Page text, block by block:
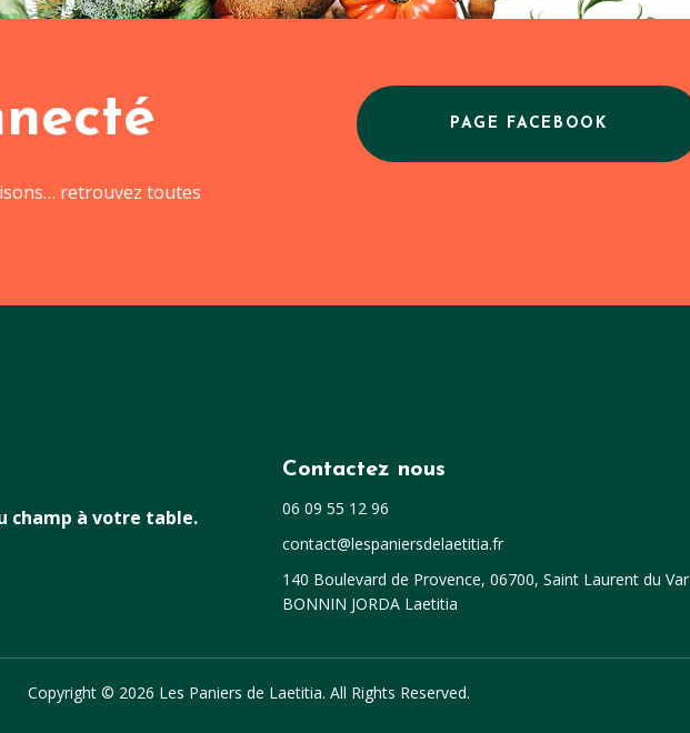
retrouvez toutes
PAGE FACEBOOK
champ à votre table.
Contactez nous
06 09 55 12 96
contact@lespaniersdelaetitia.fr
140 Boulevard de Provence, 06700, Saint Laurent du Var
BONNIN JORDA Laetitia
Copyright © 2026 Les Paniers de Laetitia. All Rights Reserved.